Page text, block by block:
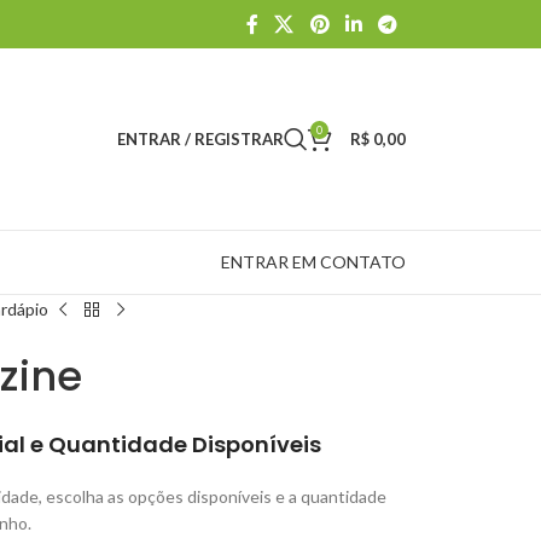
ENTRAR / REGISTRAR 0 R$0,00
ENTRAR EM CONTATO
e Quantidade Disponíveis
escolha as opções disponíveis e a quantidade